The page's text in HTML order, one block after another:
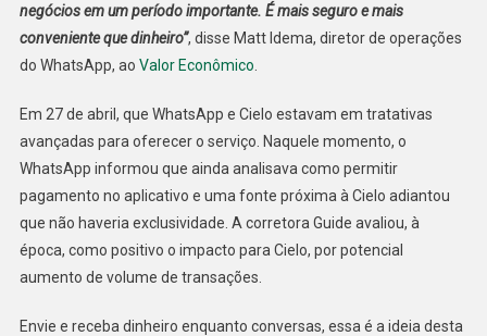
negócios em um período importante. É mais seguro e mais
conveniente que dinheiro”, disse Matt Idema, diretor de operações
do WhatsApp, ao Valor Econômico
Em 27 de abril, que WhatsApp e Cielo estavam em tratativas
avançadas para oferecer o serviço. Naquele momento, o
WhatsApp informou que ainda analisava como permitir
pagamento no aplicativo e uma fonte próxima à Cielo adiantou
que não haveria exclusividade. A corretora Guide avaliou, à
época, como positivo o impacto para Cielo, por potencial
aumento de volume de transações.
Envie e receba dinheiro enquanto conversas, essa é a ideia desta